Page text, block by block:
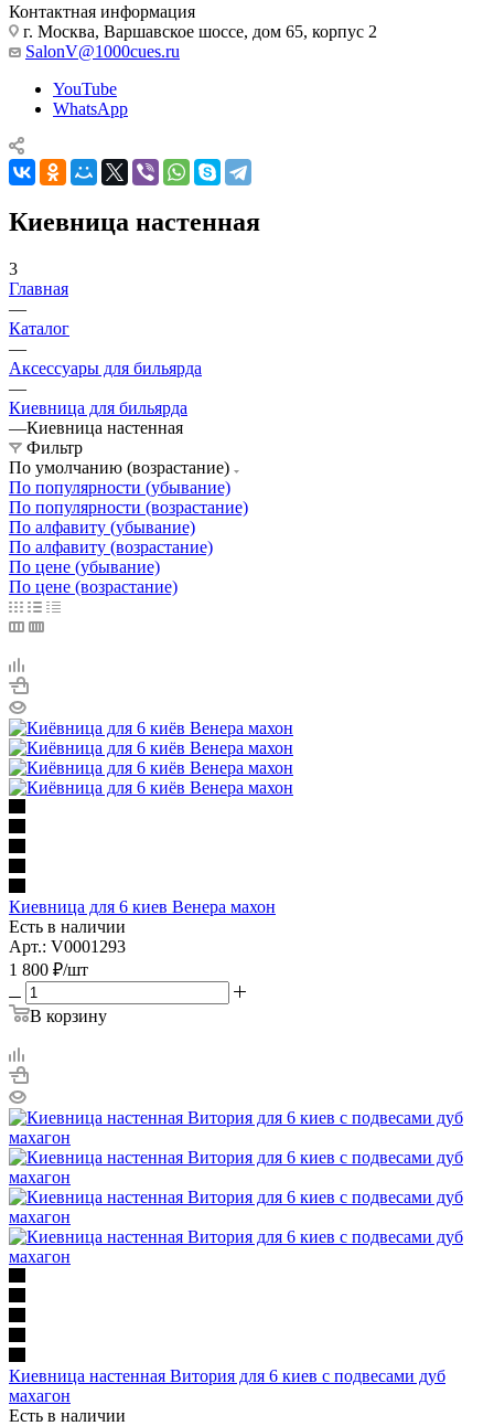
Контактная информация
г. Москва, Варшавское шоссе, дом 65, корпус 2
SalonV@1000cues.ru
YouTube
WhatsApp
Киевница настенная
3
Главная
—
Каталог
—
Аксессуары для бильярда
—
Киевница для бильярда
—Киевница настенная
Фильтр
По умолчанию (возрастание)
По популярности (убывание)
По популярности (возрастание)
По алфавиту (убывание)
По алфавиту (возрастание)
По цене (убывание)
По цене (возрастание)
Киевница для 6 киев Венера махон
Есть в наличии
Арт.: V0001293
1 800 ₽/шт
В корзину
Киевница настенная Витория для 6 киев с подвесами дуб
махагон
Есть в наличии